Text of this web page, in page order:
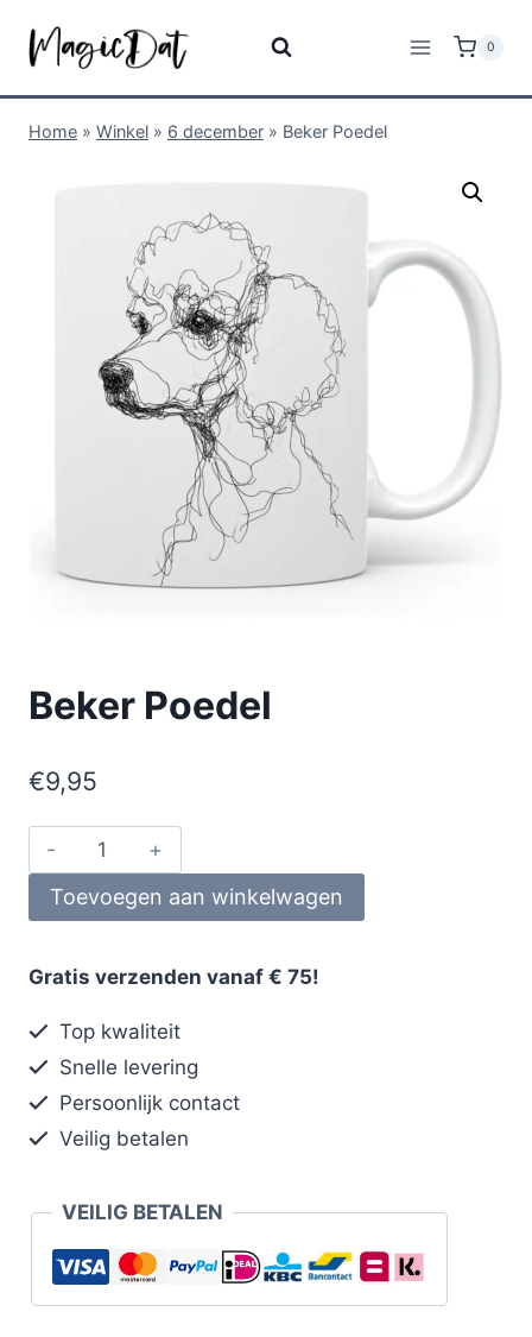
0
Home » Winkel » 6 december » Beker Poedel
Beker Poedel
€9,95
Toevoegen aan winkelwagen
Gratis verzenden vanaf € 75!
Top kwaliteit
Snelle levering
Persoonlijk contact
Veilig betalen
VEILIG BETALEN